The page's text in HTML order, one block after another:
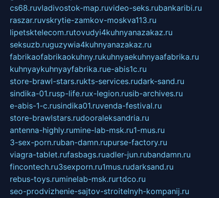
cs68.ruvladivostok-map.ruvideo-seks.rubankaribi.ru
raszar.ruvskrytie-zamkov-moskva113.ru
lipetsktelecom.rutovudyi4kuhnyanazakaz.ru
seksuzb.ruguzywia4kuhnyanazakaz.ru
fabrikaofabrikaokuhny.rukuhnyaekuhnyaafabrika.ru
kuhnyaykuhnyayfabrika.rue-abis1c.ru
store-brawl-stars.rukts-services.rudark-sand.ru
sindika-01.rusp-life.rux-legion.rusib-archives.ru
e-abis-1-c.rusindika01.ruvenda-festival.ru
store-brawlstars.rudooraleksandria.ru
antenna-highly.rumine-lab-msk.ru1-mus.ru
3-sex-porn.ruban-damn.rupurse-factory.ru
viagra-tablet.rufasbags.ruadler-jun.rubandamn.ru
fincontech.ru3sexporn.ru1mus.rudarksand.ru
rebus-toys.ruminelab-msk.rurtdco.ru
seo-prodvizhenie-sajtov-stroitelnyh-kompanij.ru